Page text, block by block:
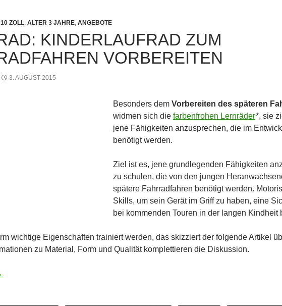
10 ZOLL,ALTER 3 JAHRE,ANGEBOTE
KINDERLAUFRAD ZUM
VORBEREITEN
3. AUGUST 2015
Besonders dem Vorbereiten des späteren
widmen sich die farbenfrohen Lernräder*, sie
jene Fähigkeiten anzusprechen, die im
benötigt werden.
Ziel ist es, jene grundlegenden Fähigkeiten
zu schulen, die von den jungen
spätere Fahrradfahren benötigt werden.
Skills, um sein Gerät im Griff zu haben, eine
bei kommenden Touren in der langen Kindheit
wichtige Eigenschaften trainiert werden, das skizziert der folgende Artikel
zu Material, Form und Qualität komplettieren die Diskussion.
zum Fahrradfahren vorbereiten